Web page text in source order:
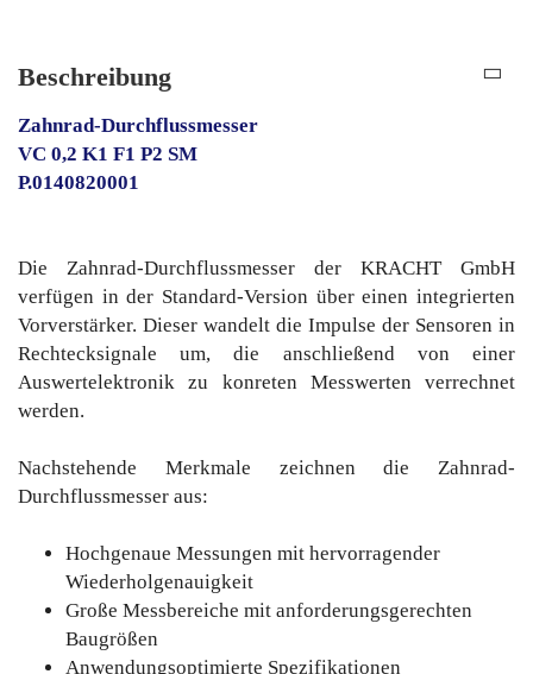
Beschreibung
Zahnrad-Durchflussmesser
VC 0,2 K1 F1 P2 SM
P.0140820001
Die Zahnrad-Durchflussmesser der KRACHT GmbH
verfügen in der Standard-Version über einen integrierten
Vorverstärker. Dieser wandelt die Impulse der Sensoren in
Rechtecksignale um, die anschließend von einer
Auswertelektronik zu konreten Messwerten verrechnet
werden.
Nachstehende Merkmale zeichnen die Zahnrad-
Durchflussmesser aus:
Hochgenaue Messungen mit hervorragender
Wiederholgenauigkeit
Große Messbereiche mit anforderungsgerechten
Baugrößen
Anwendungsoptimierte Spezifikationen